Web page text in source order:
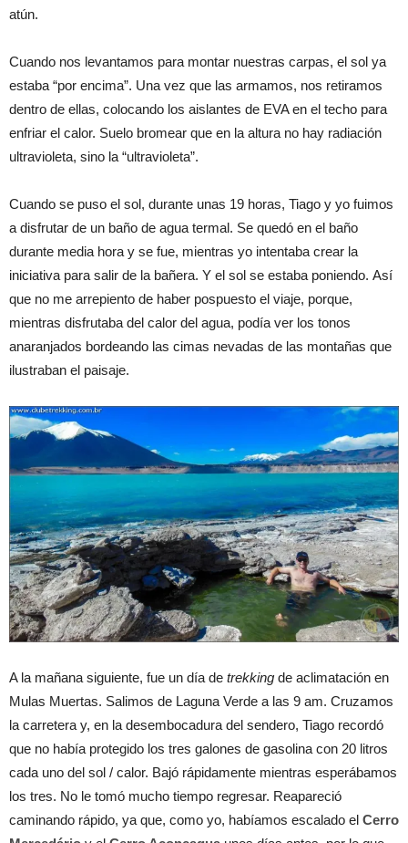
atún.
Cuando nos levantamos para montar nuestras carpas, el sol ya
estaba “por encima”. Una vez que las armamos, nos retiramos
dentro de ellas, colocando los aislantes de EVA en el techo para
enfriar el calor. Suelo bromear que en la altura no hay radiación
ultravioleta, sino la “ultravioleta”.
Cuando se puso el sol, durante unas 19 horas, Tiago y yo fuimos
a disfrutar de un baño de agua termal. Se quedó en el baño
durante media hora y se fue, mientras yo intentaba crear la
iniciativa para salir de la bañera. Y el sol se estaba poniendo. Así
que no me arrepiento de haber pospuesto el viaje, porque,
mientras disfrutaba del calor del agua, podía ver los tonos
anaranjados bordeando las cimas nevadas de las montañas que
ilustraban el paisaje.
A la mañana siguiente, fue un día de trekking de aclimatación en
Mulas Muertas. Salimos de Laguna Verde a las 9 am. Cruzamos
la carretera y, en la desembocadura del sendero, Tiago recordó
que no había protegido los tres galones de gasolina con 20 litros
cada uno del sol / calor. Bajó rápidamente mientras esperábamos
los tres. No le tomó mucho tiempo regresar. Reapareció
caminando rápido, ya que, como yo, habíamos escalado el Cerro